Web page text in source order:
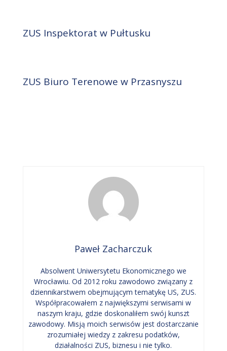
ZUS Inspektorat w Pułtusku
ZUS Biuro Terenowe w Przasnyszu
Paweł Zacharczuk
Absolwent Uniwersytetu Ekonomicznego we
Wrocławiu. Od 2012 roku zawodowo związany z
dziennikarstwem obejmującym tematykę US, ZUS.
Współpracowałem z największymi serwisami w
naszym kraju, gdzie doskonaliłem swój kunszt
zawodowy. Misją moich serwisów jest dostarczanie
zrozumiałej wiedzy z zakresu podatków,
działalności ZUS, biznesu i nie tylko.